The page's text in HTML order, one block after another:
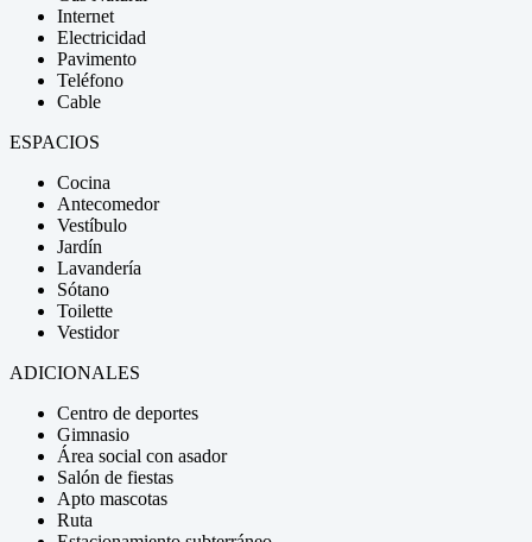
Internet
Electricidad
Pavimento
Teléfono
Cable
ESPACIOS
Cocina
Antecomedor
Vestíbulo
Jardín
Lavandería
Sótano
Toilette
Vestidor
ADICIONALES
Centro de deportes
Gimnasio
Área social con asador
Salón de fiestas
Apto mascotas
Ruta